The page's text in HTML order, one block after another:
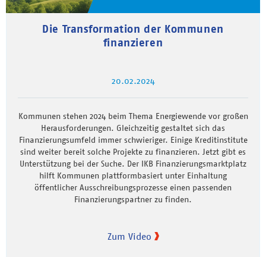
Die Transformation der Kommunen
finanzieren
20.02.2024
Kommunen stehen 2024 beim Thema Energiewende vor großen
Herausforderungen. Gleichzeitig gestaltet sich das
Finanzierungsumfeld immer schwieriger. Einige Kreditinstitute
sind weiter bereit solche Projekte zu finanzieren. Jetzt gibt es
Unterstützung bei der Suche. Der IKB Finanzierungsmarktplatz
hilft Kommunen plattformbasiert unter Einhaltung
öffentlicher Ausschreibungsprozesse einen passenden
Finanzierungspartner zu finden.
Zum Video